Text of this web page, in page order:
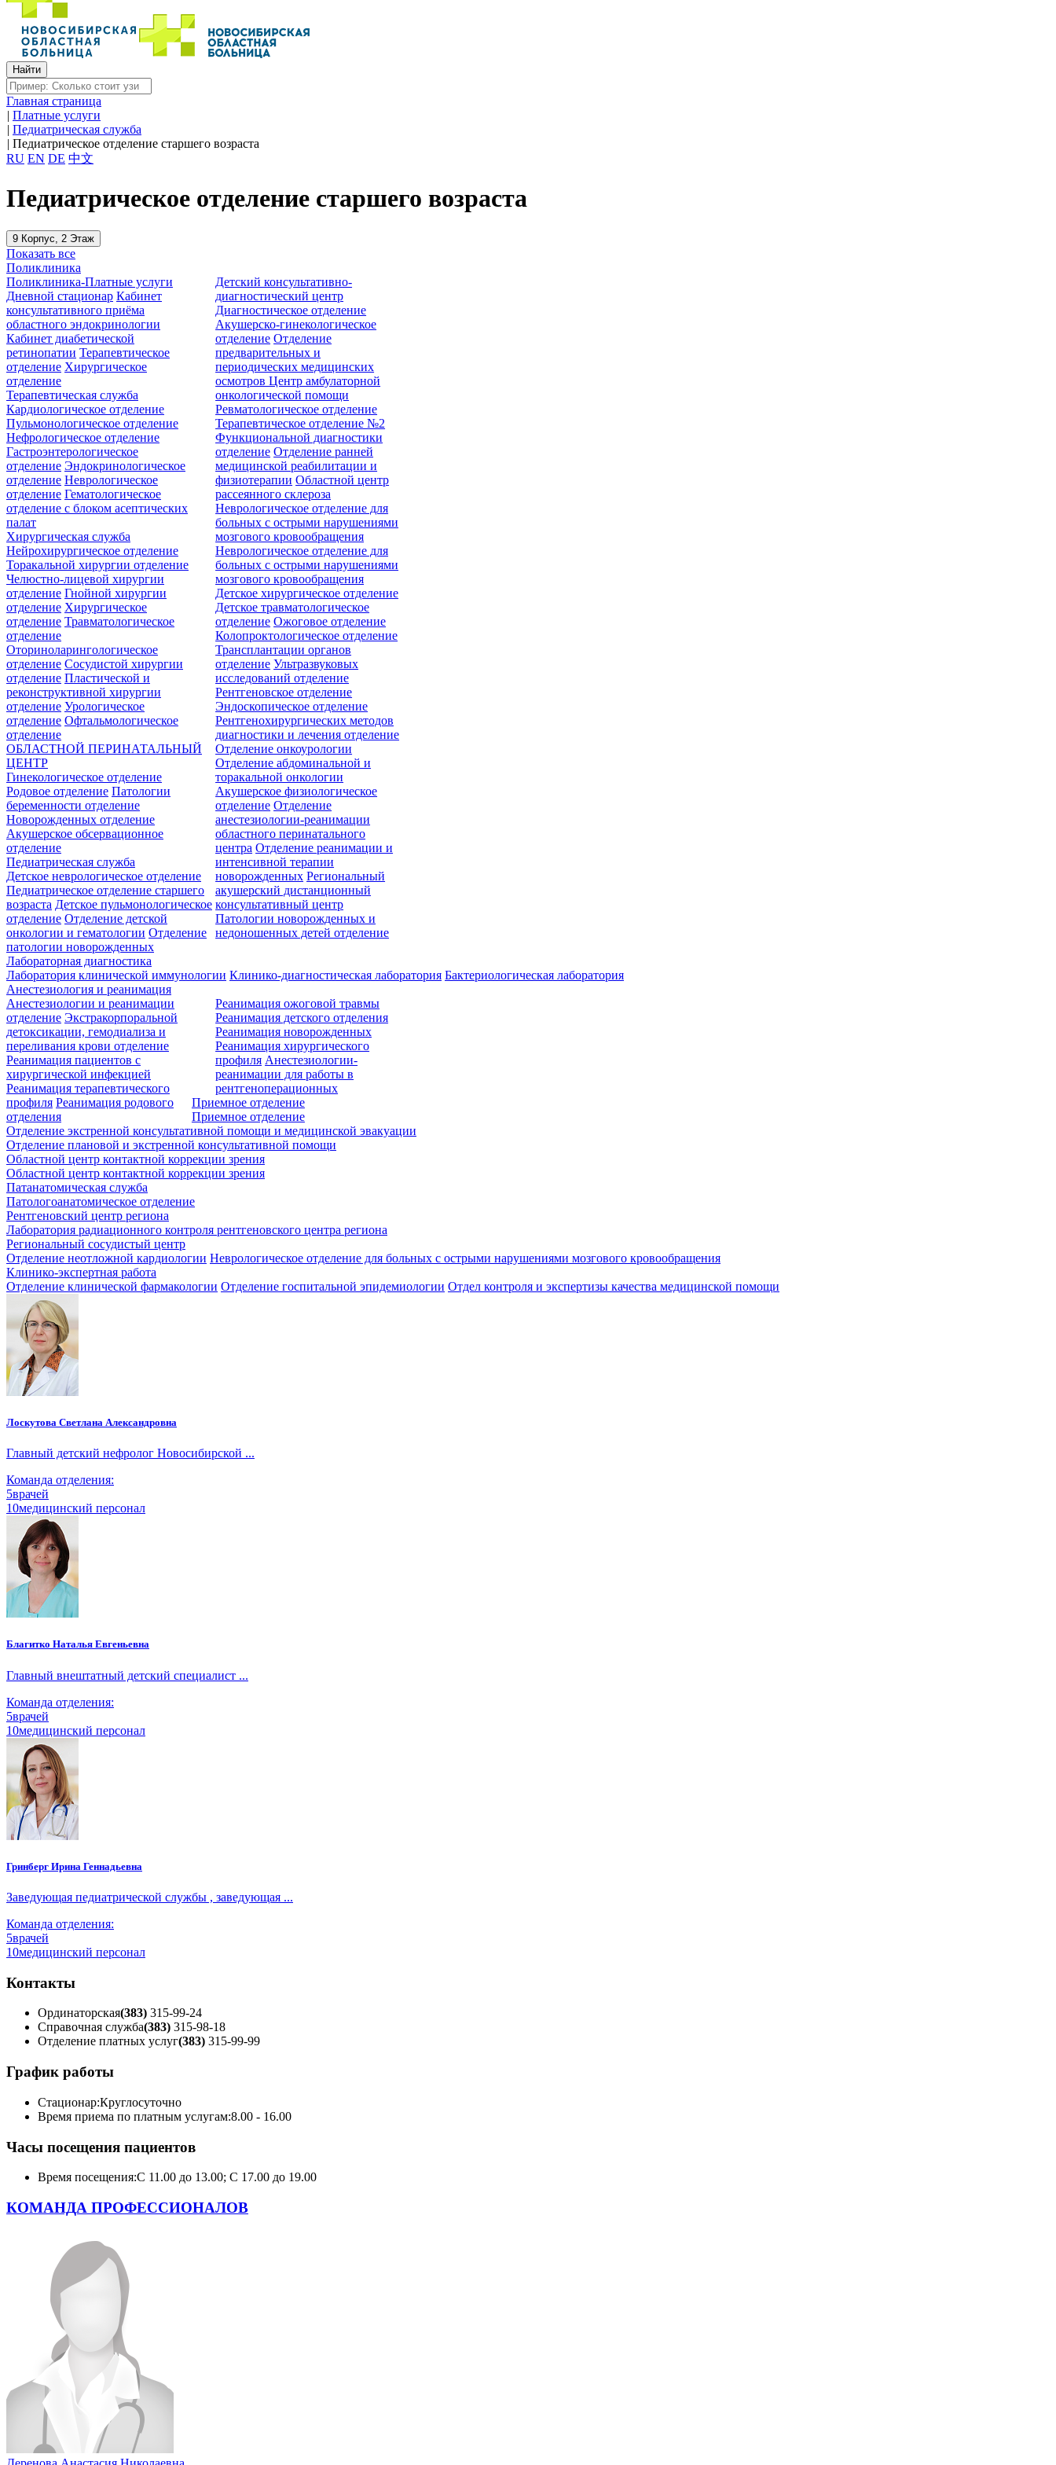
Главная страница
| Платные услуги
| Педиатрическая служба
| Педиатрическое отделение старшего возраста
RU EN DE 中文
Педиатрическое отделение старшего возраста
9 Корпус, 2 Этаж
Показать все
Поликлиника
Поликлиника-Платные услуги
Дневной стационар Кабинет
консультативного приёма
областного эндокринологии
Кабинет диабетической
ретинопатии Терапевтическое
отделение Хирургическое
отделение
Детский консультативно-
диагностический центр
Диагностическое отделение
Акушерско-гинекологическое
отделение Отделение
предварительных и
периодических медицинских
осмотровЦентр амбулаторной
онкологической помощи
Терапевтическая служба
Кардиологическое отделение
Пульмонологическое отделение
Нефрологическое отделение
Гастроэнтерологическое
отделение Эндокринологическое
отделение Неврологическое
отделение Гематологическое
отделение c блоком асептических
палат
Ревматологическое отделение
Терапевтическое отделение №2
Функциональной диагностики
отделение Отделение ранней
медицинской реабилитации и
физиотерапии Областной центр
рассеянного склероза
Неврологическое отделение для
больных с острыми нарушениями
мозгового кровообращения
Неврологическое отделение для
больных с острыми нарушениями
мозгового кровообращения
Хирургическая служба
Нейрохирургическое отделение
Торакальной хирургии отделение
Челюстно-лицевой хирургии
отделение Гнойной хирургии
отделение Хирургическое
отделение Травматологическое
отделение
Оториноларингологическое
отделение Сосудистой хирургии
отделение Пластической и
реконструктивной хирургии
отделение Урологическое
отделение Офтальмологическое
отделение
Детское хирургическое отделение
Детское травматологическое
отделение Ожоговое отделение
Колопроктологическое отделение
Трансплантации органов
отделение Ультразвуковых
исследований отделение
Рентгеновское отделение
Эндоскопическое отделение
Рентгенохирургических методов
диагностики и лечения отделение
Отделение онкоурологии
Отделение абдоминальной и
торакальной онкологии
ОБЛАСТНОЙ ПЕРИНАТАЛЬНЫЙ
ЦЕНТР
Гинекологическое отделение
Родовое отделение Патологии
беременности отделение
Новорожденных отделение
Акушерское обсервационное
отделение
Акушерское физиологическое
отделение Отделение
анестезиологии-реанимации
областного перинатального
центра Отделение реанимации и
интенсивной терапии
новорожденных Региональный
акушерский дистанционный
консультативный центр
Патологии новорожденных и
недоношенных детей отделение
Педиатрическая служба
Детское неврологическое отделение
Педиатрическое отделение старшего
возраста Детское пульмонологическое
отделение Отделение детской
онкологии и гематологии Отделение
патологии новорожденных
Лабораторная диагностика
Лаборатория клинической иммунологии Клинико-диагностическая лаборатория Бактериологическая лаборатория
Анестезиология и реанимация
Анестезиологии и реанимации
отделение Экстракорпоральной
детоксикации, гемодиализа и
переливания крови отделение
Реанимация пациентов с
хирургической инфекцией
Реанимация терапевтического
профиля Реанимация родового
отделения
Реанимация ожоговой травмы
Реанимация детского отделения
Реанимация новорожденных
Реанимация хирургического
профиля Анестезиологии-
реанимации для работы в
рентгеноперационных
Приемное отделение
Приемное отделение
Отделение экстренной консультативной помощи и медицинской эвакуации
Отделение плановой и экстренной консультативной помощи
Областной центр контактной коррекции зрения
Областной центр контактной коррекции зрения
Патанатомическая служба
Патологоанатомическое отделение
Рентгеновский центр региона
Лаборатория радиационного контроля рентгеновского центра региона
Региональный сосудистый центр
Отделение неотложной кардиологии Неврологическое отделение для больных с острыми нарушениями мозгового кровообращения
Клинико-экспертная работа
Отделение клинической фармакологии Отделение госпитальной эпидемиологии Отдел контроля и экспертизы качества медицинской помощи
Лоскутова Светлана Александровна
Главный детский нефролог Новосибирской ...
Команда отделения:
5врачей
10медицинский персонал
Благитко Наталья Евгеньевна
Главный внештатный детский специалист ...
Команда отделения:
5врачей
10медицинский персонал
Гринберг Ирина Геннадьевна
Заведующая педиатрической службы , заведующая ...
Команда отделения:
5врачей
10медицинский персонал
Контакты
Ординаторская(383) 315-99-24
Справочная служба(383) 315-98-18
Отделение платных услуг(383) 315-99-99
График работы
Стационар:Круглосуточно
Время приема по платным услугам:8.00 - 16.00
Часы посещения пациентов
Время посещения:С 11.00 до 13.00; С 17.00 до 19.00
КОМАНДА ПРОФЕССИОНАЛОВ